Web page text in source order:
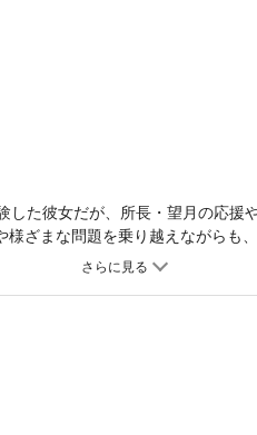
した彼女だが、所長・望月の応援
ざまな問題を乗り越えながらも
つけた答えとは…。感動の完結巻。